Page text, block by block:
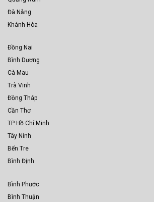
Đà Nẵng
Khánh Hòa
Đồng Nai
Bình Dương
Cà Mau
Trà Vinh
Đồng Tháp
Cần Thơ
TP Hồ Chí Minh
Tây Ninh
Bến Tre
Bình Định
Bình Phước
Bình Thuận